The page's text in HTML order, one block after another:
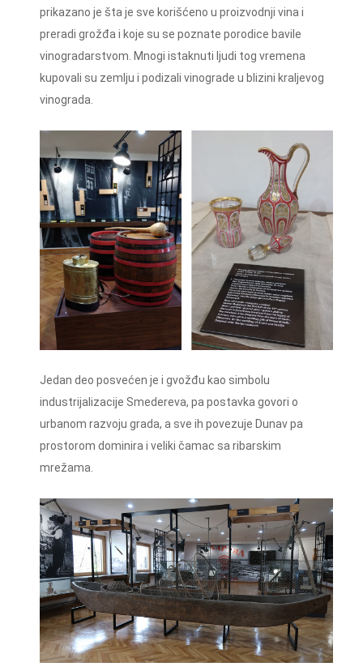
prikazano je šta je sve korišćeno u proizvodnji vina i
preradi grožđa i koje su se poznate porodice bavile
vinogradarstvom. Mnogi istaknuti ljudi tog vremena
kupovali su zemlju i podizali vinograde u blizini kraljevog
vinograda.
Jedan deo posvećen je i gvožđu kao simbolu
industrijalizacije Smedereva, pa postavka govori o
urbanom razvoju grada, a sve ih povezuje Dunav pa
prostorom dominira i veliki čamac sa ribarskim
mrežama.